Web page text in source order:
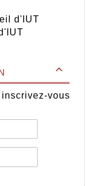
d'IUT

vous